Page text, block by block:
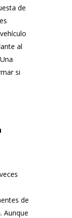
de
al
si
de
Aunque